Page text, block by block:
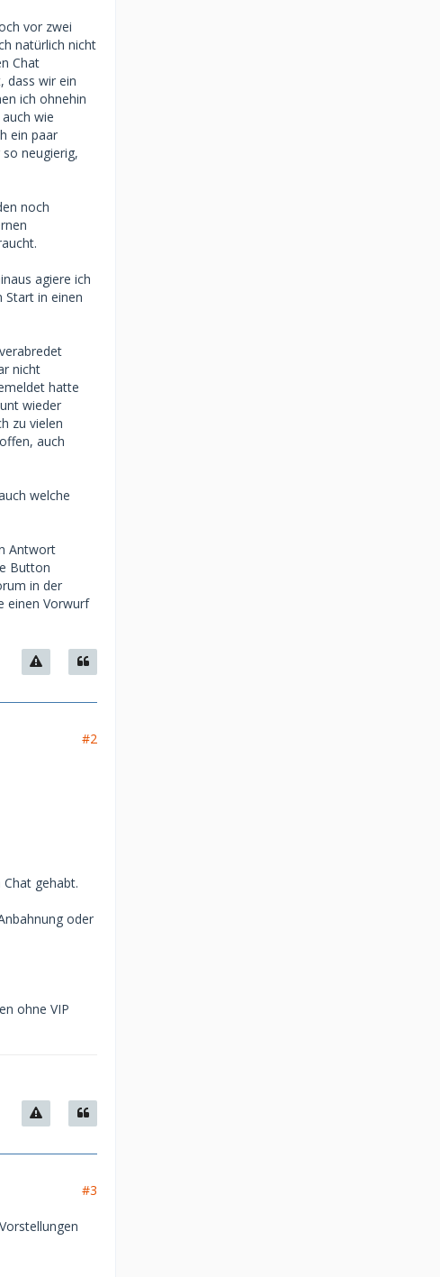
vor zwei
natürlich nicht
Chat
dass wir ein
ich ohnehin
wie
ein paar
neugierig,
noch
agiere ich
Start in einen
nicht
hatte
wieder
zu vielen
auch
welche
Antwort
Button
in der
einen Vorwurf
#2
gehabt.
oder
ohne VIP
#3